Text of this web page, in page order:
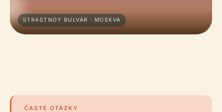
STRASTNOY BULVÁR · MOSKVA
ČASTÉ OTÁZKY